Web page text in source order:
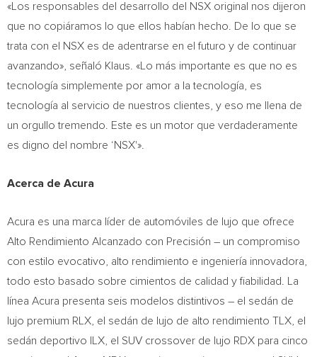
«Los responsables del desarrollo del NSX original nos dijeron
que no copiáramos lo que ellos habían hecho. De lo que se
trata con el NSX es de adentrarse en el futuro y de continuar
avanzando», señaló Klaus. «Lo más importante es que no es
tecnología simplemente por amor a la tecnología, es
tecnología al servicio de nuestros clientes, y eso me llena de
un orgullo tremendo. Este es un motor que verdaderamente
es digno del nombre ‘NSX'».
Acerca de Acura
Acura es una marca líder de automóviles de lujo que ofrece
Alto Rendimiento Alcanzado con Precisión – un compromiso
con estilo evocativo, alto rendimiento e ingeniería innovadora,
todo esto basado sobre cimientos de calidad y fiabilidad. La
línea Acura presenta seis modelos distintivos – el sedán de
lujo premium RLX, el sedán de lujo de alto rendimiento TLX, el
sedán deportivo ILX, el SUV crossover de lujo RDX para cinco